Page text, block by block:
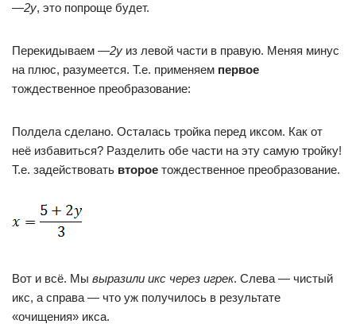
—2у, это попроще будет.
Перекидываем —2у из левой части в правую. Меняя минус
на плюс, разумеется. Т.е. применяем первое
тождественное преобразование:
Полдела сделано. Осталась тройка перед иксом. Как от
неё избавиться? Разделить обе части на эту самую тройку!
Т.е. задействовать второе тождественное преобразование.
Вот и всё. Мы выразили икс через игрек. Слева — чистый
икс, а справа — что уж получилось в результате
«очищения» икса.